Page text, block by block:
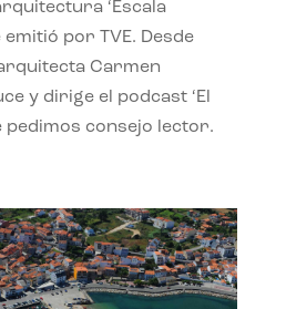
‘Escala
emitió por TVE. Desde
Carmen
y dirige el podcast ‘El
pedimos consejo lector.